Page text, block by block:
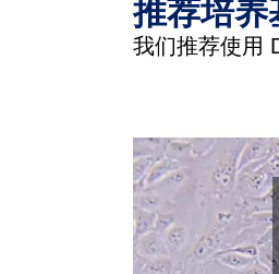
推荐培养
我们推荐使用